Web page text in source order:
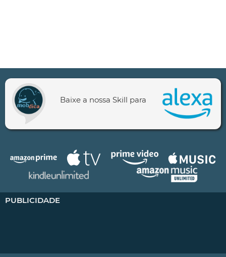
Baixe a nossa Skill para
PUBLICIDADE